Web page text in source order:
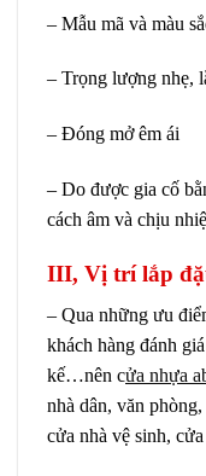
– Mẫu mã và màu
– Trọng lượng nhẹ,
– Đóng mở êm ái
– Do được gia cố
cách âm và chịu
III, Vị trí lắp
– Qua những ưu
khách hàng đánh
kế…nên cửa nhựa
nhà dân, văn
cửa nhà vệ sinh,